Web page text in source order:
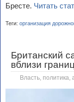
Бресте. Читать
Теги: организация
Британский
вблизи
Власть, политика,